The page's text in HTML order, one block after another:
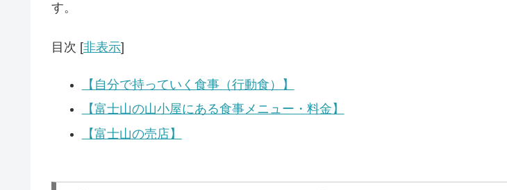
す。
目次 [非表示]
【自分で持っていく食事（行動食）】
【富士山の山小屋にある食事メニュー・料金】
【富士山の売店】